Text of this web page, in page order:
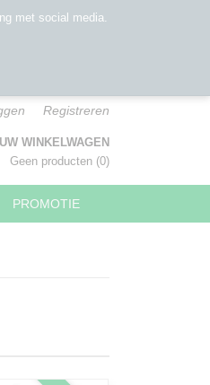
Registreren
UW WINKELWAGEN
Geen producten (0)
PROMOTIE
met social media.